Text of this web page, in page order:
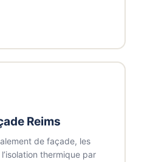
Reims
de façade, les
thermique par